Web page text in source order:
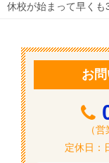
シ
休校が始まって早く
お
（
定休日：